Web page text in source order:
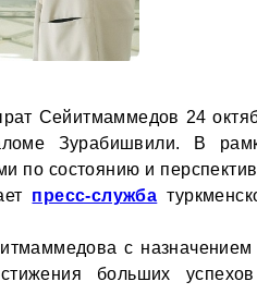
Сейитмаммедов 24
Зурабишвили. В
по состоянию и
пресс-служба
с
больших